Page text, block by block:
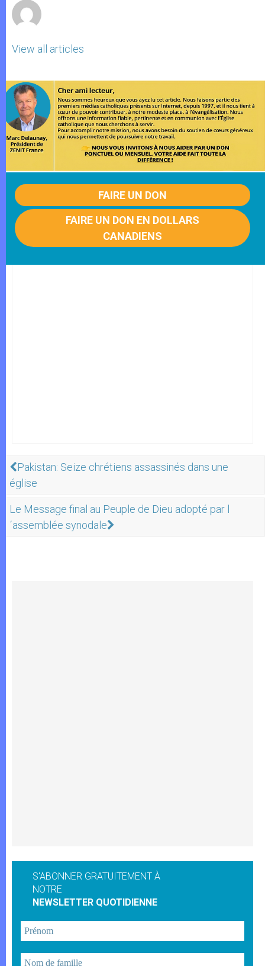
View all articles
FAIRE UN DON
FAIRE UN DON EN DOLLARS
CANADIENS
Pakistan: Seize chrétiens assassinés dans une
église
Le Message final au Peuple de Dieu adopté par l
´assemblée synodale
S'ABONNER GRATUITEMENT À
NOTRE
NEWSLETTER QUOTIDIENNE